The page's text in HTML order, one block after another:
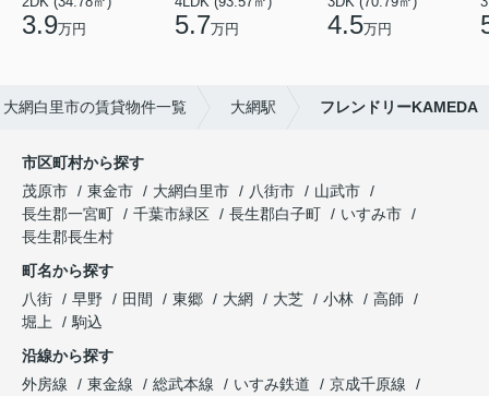
3.9万円 5.7万円 4.5万円
大網白里市の賃貸物件一覧 大網駅 フレンドリーKAMEDA
市区町村から探す
茂原市
東金市 大網白里市 八街市
山武市
長生郡一宮町
千葉市緑区 長生郡白子町
いすみ市
長生郡長生村
町名から探す
八街
早野 田間 東郷 大網 大芝 小林
高師
堀上
駒込
沿線から探す
外房線
東金線 総武本線 いすみ鉄道
京成千原線